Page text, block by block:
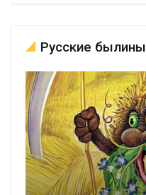
Русские былины